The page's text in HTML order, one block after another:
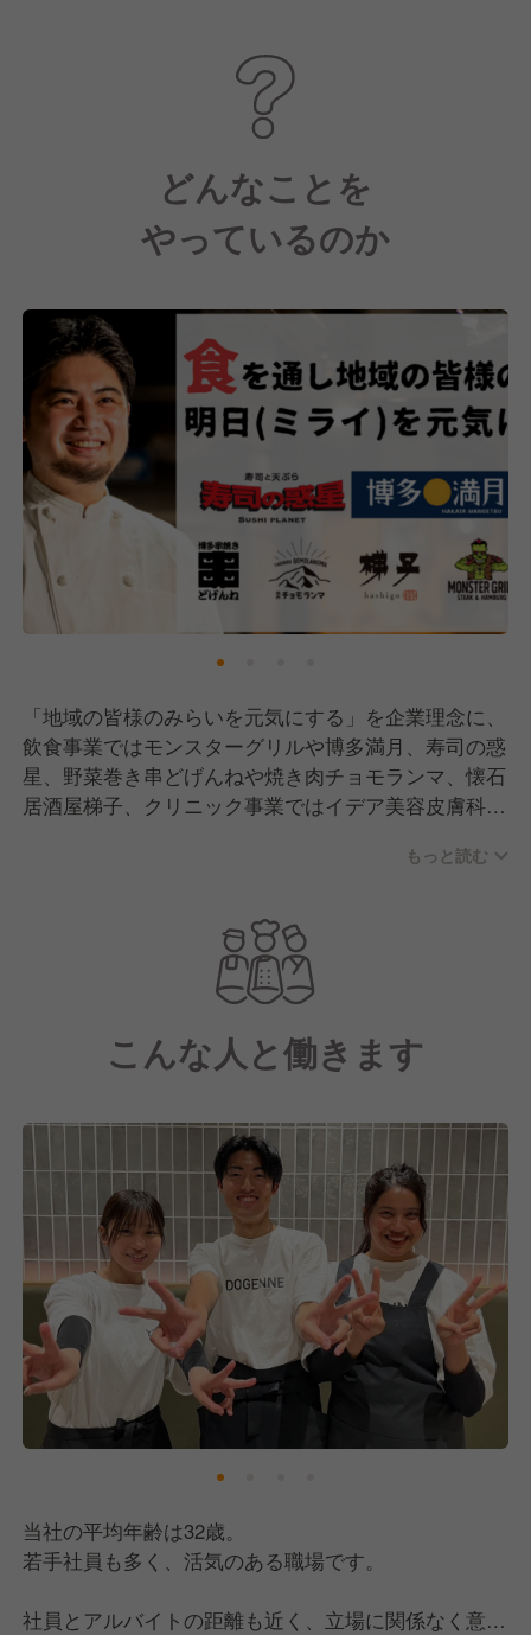
どんなことを
やっているのか
「地域の皆様のみらいを元気にする」を企業理念に、
飲食事業ではモンスターグリルや博多満月、寿司の惑
星、野菜巻き串どげんねや焼き肉チョモランマ、懐石
居酒屋梯子、クリニック事業ではイデア美容皮膚科ク
現在リロードエッジでは、国内100店舗の実現に向け
て店舗数拡大を進めており、今後の成長を共に担って
いただける仲間を積極的に採用しています！
もっと読む
こんな人と働きます
当社の平均年齢は32歳。
若手社員も多く、活気のある職場です。
社員とアルバイトの距離も近く、立場に関係なく意見